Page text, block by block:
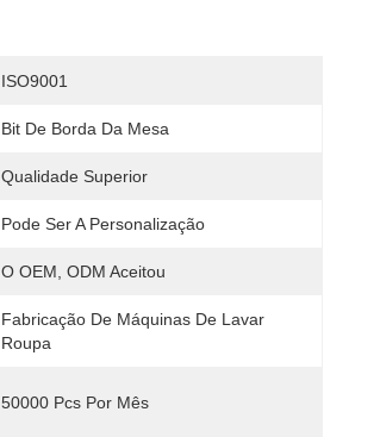
ISO9001
Bit De Borda Da Mesa
Qualidade Superior
Pode Ser A Personalização
O OEM, ODM Aceitou
Fabricação De Máquinas De Lavar
Roupa
50000 Pcs Por Mês